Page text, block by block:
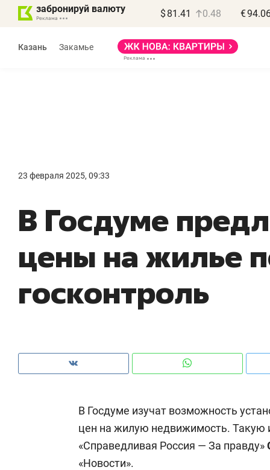
забронируй валюту $ 81.41 0.48 €
Казань Закамье
23 февраля 2025, 09:33
В Госдуме
цены на жилье
госконтроль
В Госдуме изучат возможность
цен на жилую недвижимость. Такую
«Справедливая Россия — За правду»
«Новости».
правил, бизнес может
потерять минимум
Как бизнесу выйти на зарубежные
чем интересен Оман?